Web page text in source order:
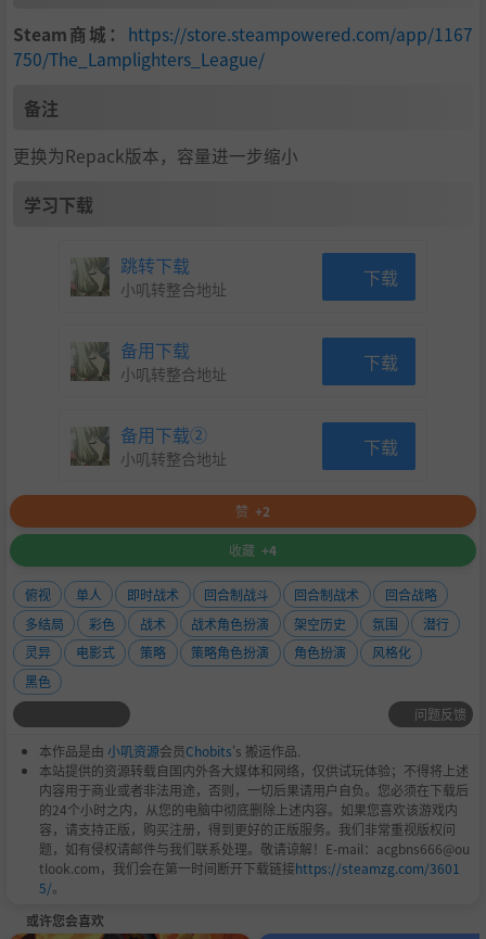
Steam商城： https://store.steampowered.com/app/1167
750/The_Lamplighters_League/
备注
更换为Repack版本，容量进一步缩小
学习下载
跳转下载
小叽转整合地址 下载
备用下载
小叽转整合地址 下载
备用下载②
小叽转整合地址 下载
赞 +2
收藏 +4
俯视 单人 即时战术 回合制战斗 回合制战术
回合战略
多结局
彩色 战术 战术角色扮演 架空历史 氛围
潜行
灵异
电影式 策略 策略角色扮演 角色扮演
风格化
黑色
问题反馈
本作品是由 小叽资源会员Chobits's 搬运作品.
本站提供的资源转载自国内外各大媒体和网络，仅供试玩体验；不得将上述
内容用于商业或者非法用途，否则，一切后果请用户自负。您必须在下载后
的24个小时之内，从您的电脑中彻底删除上述内容。如果您喜欢该游戏内
容，请支持正版，购买注册，得到更好的正版服务。我们非常重视版权问
题，如有侵权请邮件与我们联系处理。敬请谅解！E-mail：acgbns666@ou
tlook.com，我们会在第一时间断开下载链接https://steamzg.com/3601
5/。
或许您会喜欢